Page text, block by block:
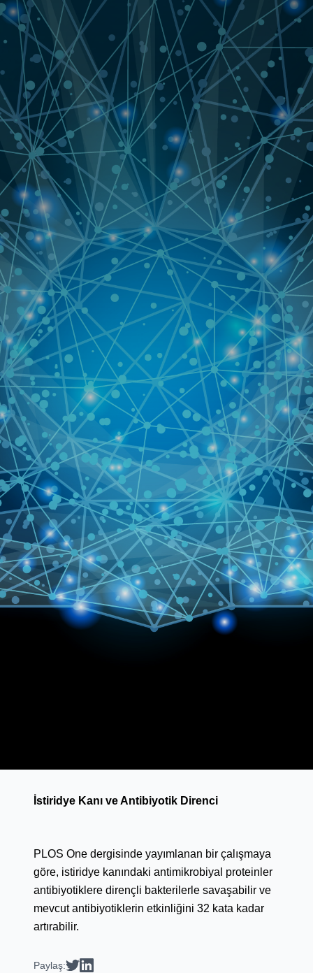
İstiridye Kanı ve Antibiyotik Direnci
PLOS One dergisinde yayımlanan bir çalışmaya
göre, istiridye kanındaki antimikrobiyal proteinler
antibiyotiklere dirençli bakterilerle savaşabilir ve
mevcut antibiyotiklerin etkinliğini 32 kata kadar
artırabilir.
Paylaş: